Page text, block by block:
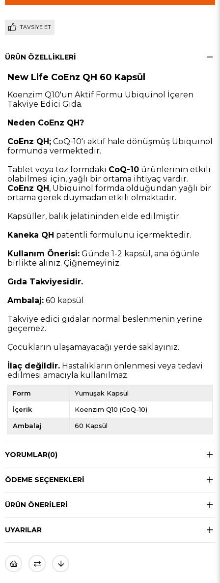
TAVSIYE ET
ÜRÜN ÖZELLIKLERI
New Life CoEnz QH 60 Kapsül
Koenzim Q10'un Aktif Formu Ubiquinol İçeren
Takviye Edici Gıda.
Neden CoEnz QH?
CoEnz QH; CoQ-10'i aktif hale dönüşmüş Ubiquinol
formunda vermektedir.
Tablet veya toz formdaki CoQ-10 ürünlerinin etkili
olabilmesi için, yağlı bir ortama ihtiyaç vardır.
CoEnz QH , Ubiquinol formda olduğundan yağlı bir
ortama gerek duymadan etkili olmaktadır.
Kapsüller, balık jelatininden elde edilmiştir.
Kaneka QH patentli formülünü içermektedir.
Kullanım Önerisi: Günde 1-2 kapsül, ana öğünle
birlikte alınız. Çiğnemeyiniz.
Gıda Takviyesidir.
Ambalaj: 60 kapsül
Takviye edici gıdalar normal beslenmenin yerine
geçemez.
Çocukların ulaşamayacağı yerde saklayınız.
İlaç değildir. Hastalıkların önlenmesi veya tedavi
edilmesi amacıyla kullanılmaz.
Form Yumuşak Kapsül
İçerik Koenzim Q10 (CoQ-10)
Ambalaj 60 Kapsül
YORUMLAR(0)
ÖDEME SEÇENEKLERI
ÜRÜN ÖNERILERI
UYARILAR